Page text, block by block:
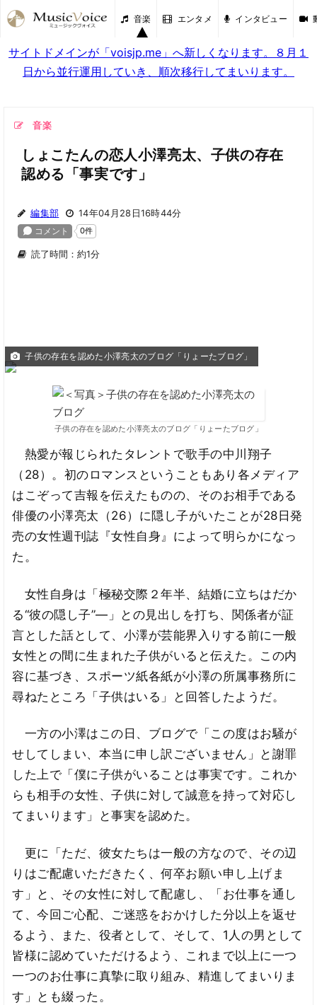
音楽 エンタメ インタビュー
サイトドメインが「voisjp.me」へ新しくなります。８月１
日から並行運用していき、順次移行してまいります。
音楽
しょこたんの恋人小澤亮太、子供の存在
認める「事実です」
編集部 14年04月28日16時44分
読了時間：約1分
子供の存在を認めた小澤亮太のブログ「りょーたブログ」
子供の存在を認めた小澤亮太のブログ「りょーたブログ」
熱愛が報じられたタレントで歌手の中川翔子
（28）。初のロマンスということもあり各メディア
はこぞって吉報を伝えたものの、そのお相手である
俳優の小澤亮太（26）に隠し子がいたことが28日発
売の女性週刊誌『女性自身』によって明らかになっ
た。
女性自身は「極秘交際２年半、結婚に立ちはだか
る“彼の隠し子”―」との見出しを打ち、関係者が証
言とした話として、小澤が芸能界入りする前に一般
女性との間に生まれた子供がいると伝えた。この内
容に基づき、スポーツ紙各紙が小澤の所属事務所に
尋ねたところ「子供はいる」と回答したようだ。
一方の小澤はこの日、ブログで「この度はお騒が
せしてしまい、本当に申し訳ございません」と謝罪
した上で「僕に子供がいることは事実です。これか
らも相手の女性、子供に対して誠意を持って対応し
てまいります」と事実を認めた。
更に「ただ、彼女たちは一般の方なので、その辺
りはご配慮いただきたく、何卒お願い申し上げま
す」と、その女性に対して配慮し、「お仕事を通し
て、今回ご心配、ご迷惑をおかけした分以上を返せ
るよう、また、役者として、そして、1人の男として
皆様に認めていただけるよう、これまで以上に一つ
一つのお仕事に真摯に取り組み、精進してまいりま
す」とも綴った。